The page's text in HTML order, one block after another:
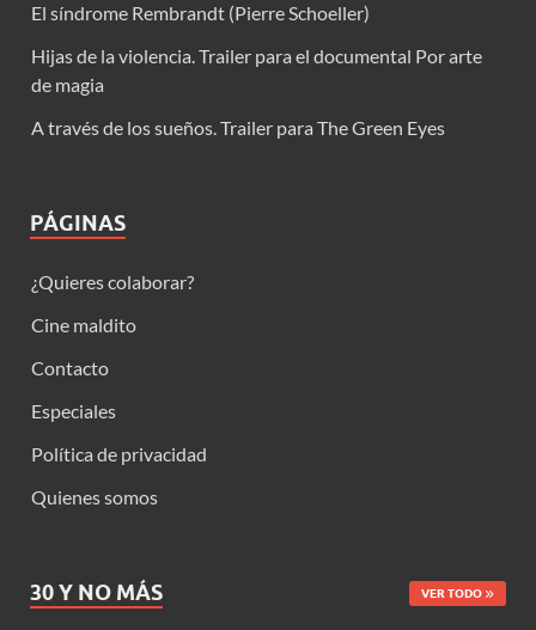
El síndrome Rembrandt (Pierre Schoeller)
Hijas de la violencia. Trailer para el documental Por arte
de magia
A través de los sueños. Trailer para The Green Eyes
PÁGINAS
¿Quieres colaborar?
Cine maldito
Contacto
Especiales
Política de privacidad
Quienes somos
30 Y NO MÁS VER TODO